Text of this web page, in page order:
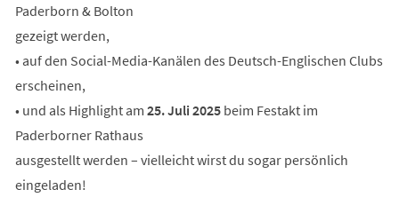
Paderborn & Bolton
gezeigt werden,
• auf den Social-Media-Kanälen des Deutsch-Englischen Clubs
erscheinen,
• und als Highlight am 25. Juli 2025beim Festakt im
Paderborner Rathaus
ausgestellt werden – vielleicht wirst du sogar persönlich
eingeladen!